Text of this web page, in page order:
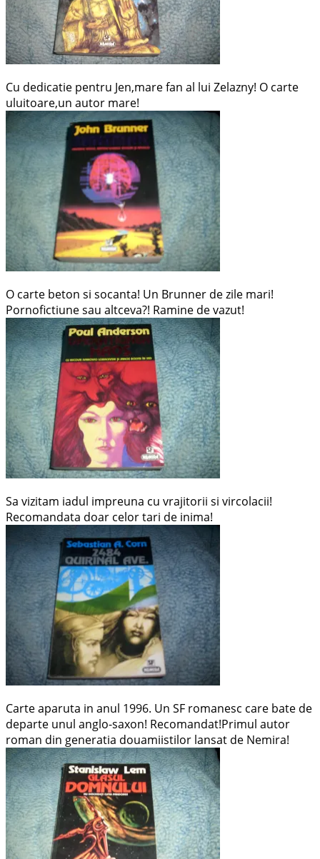
Cu dedicatie pentru Jen,mare fan al lui Zelazny! O carte
uluitoare,un autor mare!
O carte beton si socanta! Un Brunner de zile mari!
Pornofictiune sau altceva?! Ramine de vazut!
Sa vizitam iadul impreuna cu vrajitorii si vircolacii!
Recomandata doar celor tari de inima!
Carte aparuta in anul 1996. Un SF romanesc care bate de
departe unul anglo-saxon! Recomandat!Primul autor
roman din generatia douamiistilor lansat de Nemira!